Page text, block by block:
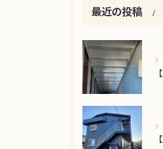
最近の投稿